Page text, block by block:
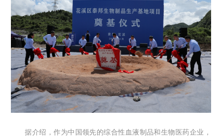
据介绍，作为中国领先的综合性血液制品和生物医药企业，